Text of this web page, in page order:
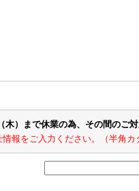
）まで休業の為、その間のご
情報をご入力ください。（半角